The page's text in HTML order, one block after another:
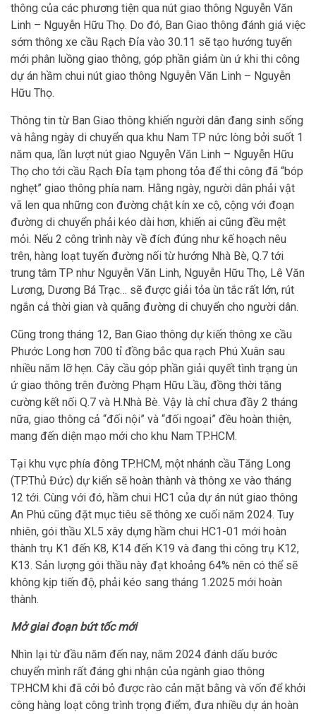
thông của các phương tiện qua nút giao thông Nguyễn Văn
Linh – Nguyễn Hữu Thọ. Do đó, Ban Giao thông đánh giá việc
sớm thông xe cầu Rạch Đỉa vào 30.11 sẽ tạo hướng tuyến
mới phân luồng giao thông, góp phần giảm ùn ứ khi thi công
dự án hầm chui nút giao thông Nguyễn Văn Linh – Nguyễn
Hữu Thọ.
Thông tin từ Ban Giao thông khiến người dân đang sinh sống
và hằng ngày di chuyển qua khu Nam TP nức lòng bởi suốt 1
năm qua, lần lượt nút giao Nguyễn Văn Linh – Nguyễn Hữu
Thọ cho tới cầu Rạch Đỉa tạm phong tỏa để thi công đã “bóp
nghẹt” giao thông phía nam. Hằng ngày, người dân phải vật
vã len qua những con đường chật kín xe cộ, cộng với đoạn
đường di chuyển phải kéo dài hơn, khiến ai cũng đều mệt
mỏi. Nếu 2 công trình này về đích đúng như kế hoạch nêu
trên, hàng loạt tuyến đường nối từ hướng Nhà Bè, Q.7 tới
trung tâm TP như Nguyễn Văn Linh, Nguyễn Hữu Thọ, Lê Văn
Lương, Dương Bá Trạc… sẽ được giải tỏa ùn tắc rất lớn, rút
ngắn cả thời gian và quãng đường di chuyển cho người dân.
Cũng trong tháng 12, Ban Giao thông dự kiến thông xe cầu
Phước Long hơn 700 tỉ đồng bắc qua rạch Phú Xuân sau
nhiều năm lỡ hẹn. Cây cầu góp phần giải quyết tình trạng ùn
ứ giao thông trên đường Phạm Hữu Lầu, đồng thời tăng
cường kết nối Q.7 và H.Nhà Bè. Vậy là chỉ chưa đầy 2 tháng
nữa, giao thông cả “đối nội” và “đối ngoại” đều hoàn thiện,
mang đến diện mạo mới cho khu Nam TP.HCM.
Tại khu vực phía đông TP.HCM, một nhánh cầu Tăng Long
(TP.Thủ Đức) dự kiến sẽ hoàn thành và thông xe vào tháng
12 tới. Cùng với đó, hầm chui HC1 của dự án nút giao thông
An Phú cũng đặt mục tiêu sẽ thông xe cuối năm 2024. Tuy
nhiên, gói thầu XL5 xây dựng hầm chui HC1-01 mới hoàn
thành trụ K1 đến K8, K14 đến K19 và đang thi công trụ K12,
K13. Sản lượng gói thầu này đạt khoảng 64% nên có thể sẽ
không kịp tiến độ, phải kéo sang tháng 1.2025 mới hoàn
thành.
Mở giai đoạn bứt tốc mới
Nhìn lại từ đầu năm đến nay, năm 2024 đánh dấu bước
chuyển mình rất đáng ghi nhận của ngành giao thông
TP.HCM khi đã cởi bỏ được rào cản mặt bằng và vốn để khởi
công hàng loạt công trình trọng điểm, đưa nhiều dự án hoàn